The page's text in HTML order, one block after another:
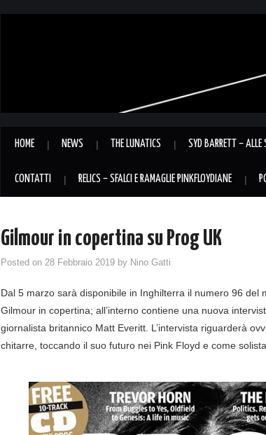
HOME NEWS THE LUNATICS SYD BARRETT – ALLE
CONTATTI RELICS – SFALCI E RAMAGLIE PINKFLOYDIANE
Gilmour in copertina su Prog UK
Posted on 28 Febbraio 2019 by Nino Gatti
Dal 5 marzo sarà disponibile in Inghilterra il numero 96 del
Gilmour in copertina; all’interno contiene una nuova
giornalista britannico Matt Everitt. L’intervista riguarderà
chitarre, toccando il suo futuro nei Pink Floyd e come solista.